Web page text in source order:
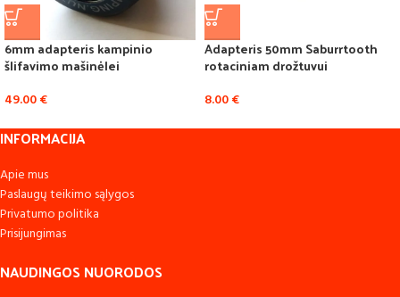
6mm adapteris kampinio
šlifavimo mašinėlei
49.00€
Adapteris 50mm Saburrtooth
rotaciniam drožtuvui
8.00€
INFORMACIJA
Apie mus
Paslaugų teikimo sąlygos
Privatumo politika
Prisijungimas
NAUDINGOS NUORODOS